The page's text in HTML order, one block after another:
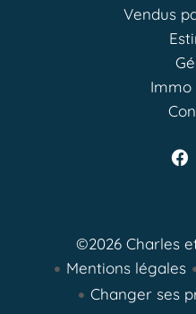
Vendus
Immo
©2026 Charles
Mentions légales
Changer ses